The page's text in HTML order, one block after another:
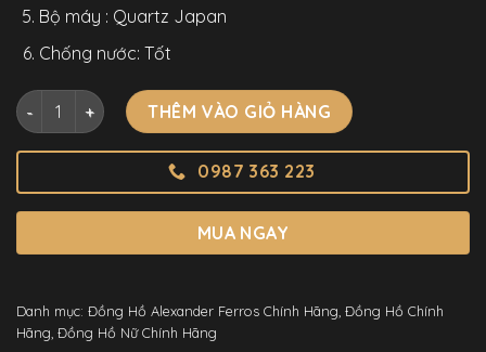
Bộ máy : Quartz Japan
Chống nước: Tốt
Đồng Hồ Alexander Ferros 6152R-16 Chính Hãng Mặt Hồng
THÊM VÀO GIỎ HÀNG
0987 363 223
MUA NGAY
Danh mục: Đồng Hồ Alexander Ferros Chính Hãng Đồng Hồ Chính
Hãng Đồng Hồ Nữ Chính Hãng